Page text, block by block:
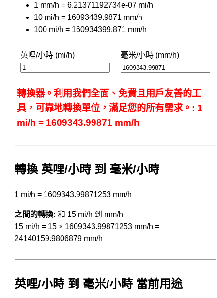
1 mm/h = 6.21371192734e-07 mi/h
10 mi/h = 16093439.9871 mm/h
100 mi/h = 160934399.871 mm/h
英哩/小時 (mi/h) 毫米/小時 (mm/h)
轉換器。利用我們全面、免費且用戶友善的工
具，可靠地轉換單位，滿足您的所有需求。: 1
mi/h = 1609343.99871 mm/h
轉換 英哩/小時 到 毫米/小時
1 mi/h = 1609343.99871253 mm/h
之間的轉換: 和 15 mi/h 到 mm/h:
15 mi/h = 15 × 1609343.99871253 mm/h =
24140159.9806879 mm/h
英哩/小時 到 毫米/小時 當前用途